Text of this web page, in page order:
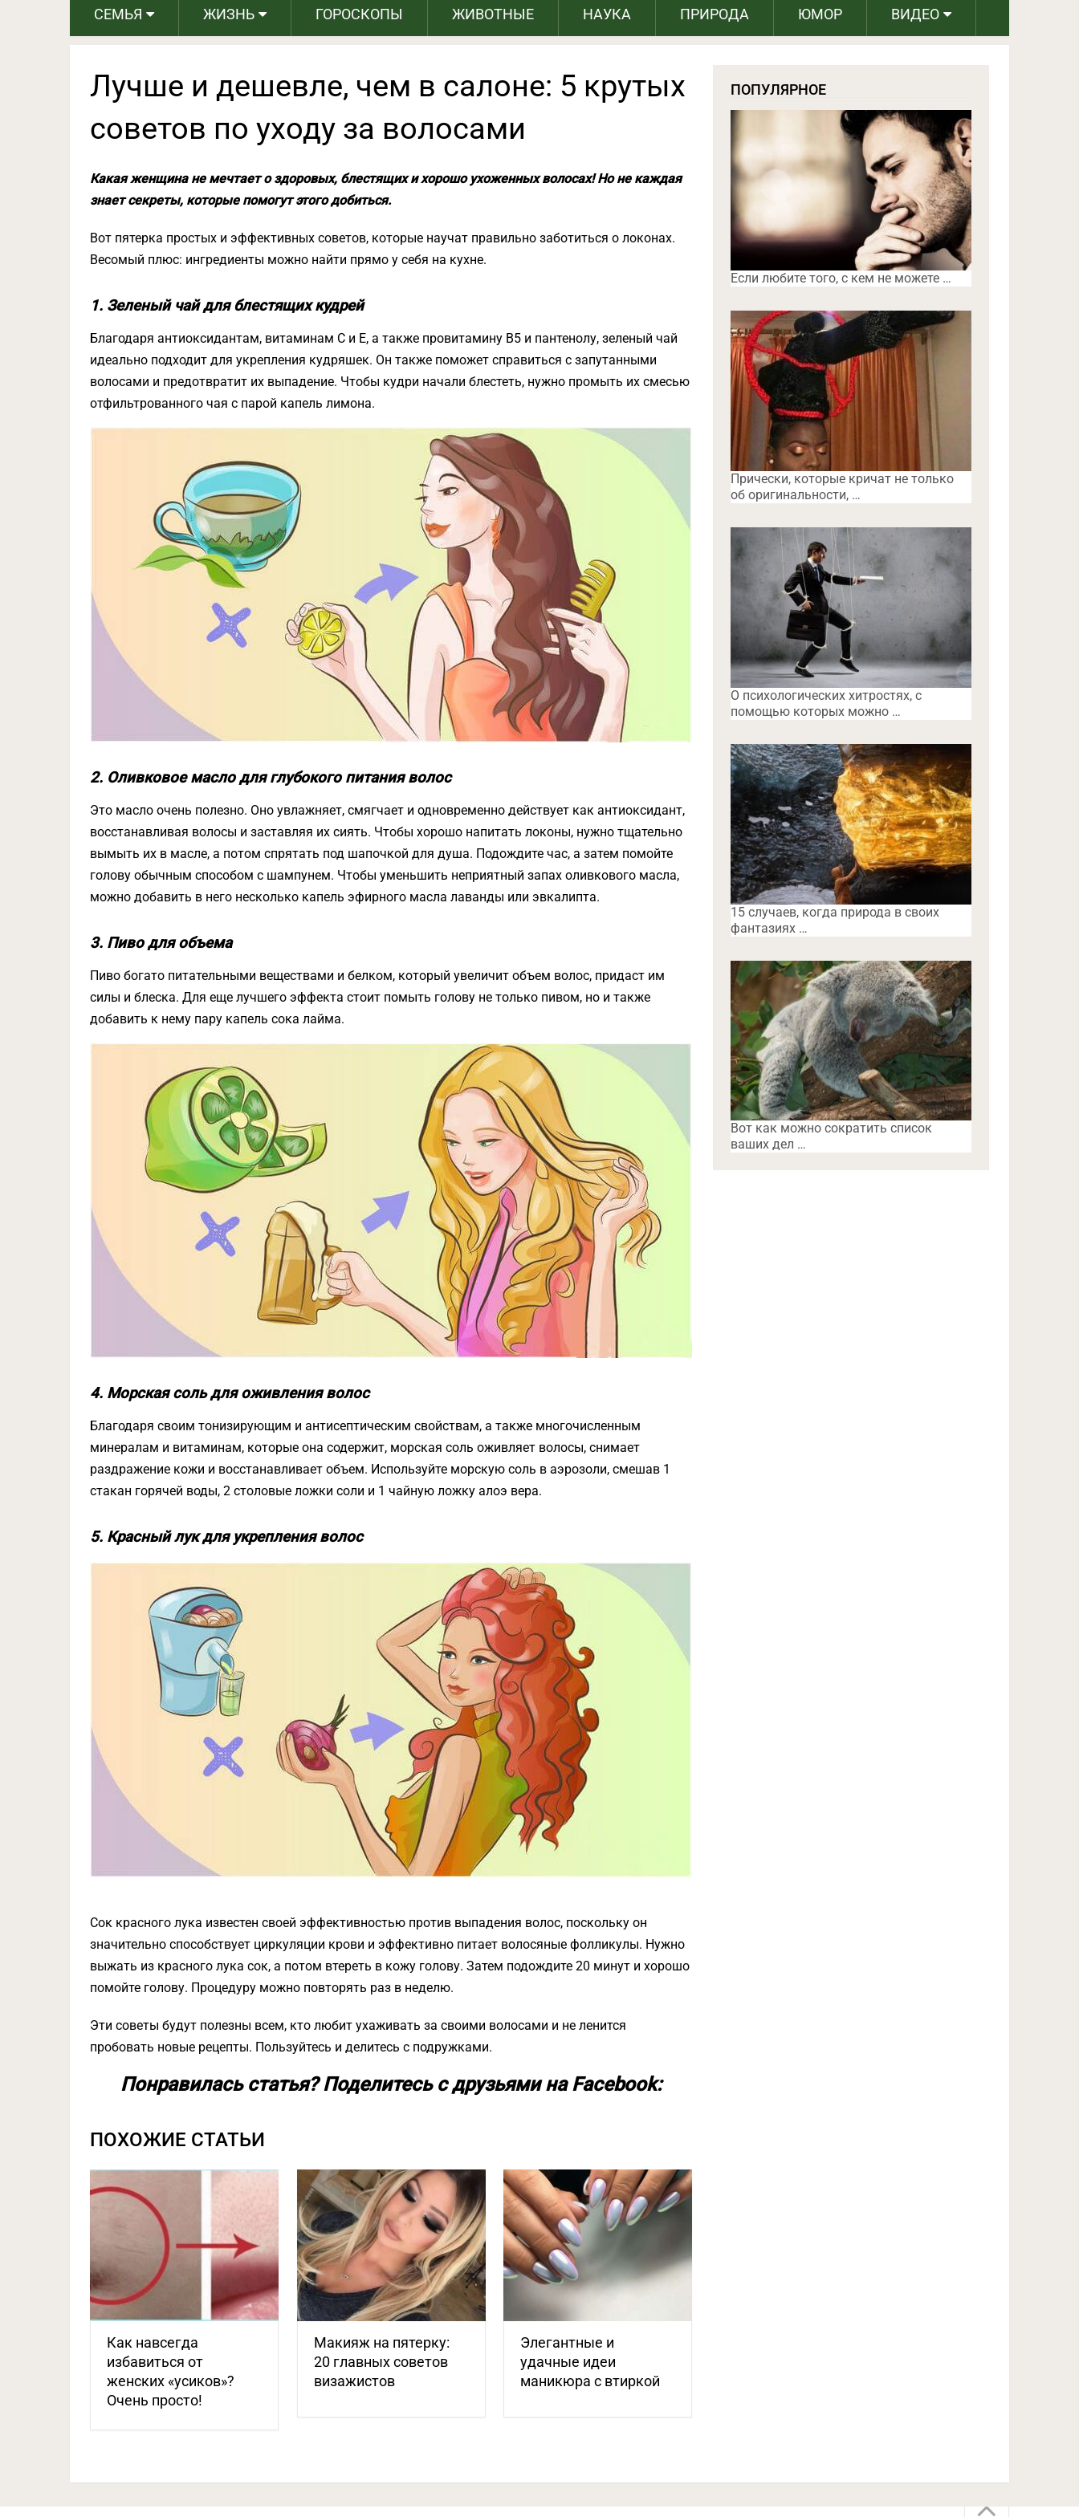
СЕМЬЯ ЖИЗНЬ ГОРОСКОПЫ ЖИВОТНЫЕ НАУКА ПРИРОДА ЮМОР ВИДЕО
Лучше и дешевле, чем в салоне: 5 крутых
советов по уходу за волосами
Какая женщина не мечтает о здоровых, блестящих и хорошо ухоженных волосах! Но не каждая
знает секреты, которые помогут этого добиться.
Вот пятерка простых и эффективных советов, которые научат правильно заботиться о локонах.
Весомый плюс: ингредиенты можно найти прямо у себя на кухне.
1. Зеленый чай для блестящих кудрей
Благодаря антиоксидантам, витаминам С и Е, а также провитамину В5 и пантенолу, зеленый чай
идеально подходит для укрепления кудряшек. Он также поможет справиться с запутанными
волосами и предотвратит их выпадение. Чтобы кудри начали блестеть, нужно промыть их смесью
отфильтрованного чая с парой капель лимона.
2. Оливковое масло для глубокого питания волос
Это масло очень полезно. Оно увлажняет, смягчает и одновременно действует как антиоксидант,
восстанавливая волосы и заставляя их сиять. Чтобы хорошо напитать локоны, нужно тщательно
вымыть их в масле, а потом спрятать под шапочкой для душа. Подождите час, а затем помойте
голову обычным способом с шампунем. Чтобы уменьшить неприятный запах оливкового масла,
можно добавить в него несколько капель эфирного масла лаванды или эвкалипта.
3. Пиво для объема
Пиво богато питательными веществами и белком, который увеличит объем волос, придаст им
силы и блеска. Для еще лучшего эффекта стоит помыть голову не только пивом, но и также
добавить к нему пару капель сока лайма.
4. Морская соль для оживления волос
Благодаря своим тонизирующим и антисептическим свойствам, а также многочисленным
минералам и витаминам, которые она содержит, морская соль оживляет волосы, снимает
раздражение кожи и восстанавливает объем. Используйте морскую соль в аэрозоли, смешав 1
стакан горячей воды, 2 столовые ложки соли и 1 чайную ложку алоэ вера.
5. Красный лук для укрепления волос
Сок красного лука известен своей эффективностью против выпадения волос, поскольку он
значительно способствует циркуляции крови и эффективно питает волосяные фолликулы. Нужно
выжать из красного лука сок, а потом втереть в кожу голову. Затем подождите 20 минут и хорошо
помойте голову. Процедуру можно повторять раз в неделю.
Эти советы будут полезны всем, кто любит ухаживать за своими волосами и не ленится
пробовать новые рецепты. Пользуйтесь и делитесь с подружками.
Понравилась статья? Поделитесь с друзьями на Facebook:
ПОХОЖИЕ СТАТЬИ
Как навсегда
избавиться от
женских «усиков»?
Очень просто!
Макияж на пятерку:
20 главных советов
визажистов
Элегантные и
удачные идеи
маникюра с втиркой
ПОПУЛЯРНОЕ
Если любите того, с кем не можете …
Прически, которые кричат не только
об оригинальности, …
O психологических хитростях, с
помощью которых можно …
15 случаев, когда природа в своих
фантазиях …
Вот как можно сократить список
ваших дел …